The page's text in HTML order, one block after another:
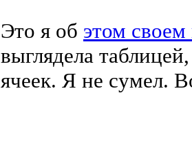
Это я об этом своем
выглядела
ячеек. Я не сумел.